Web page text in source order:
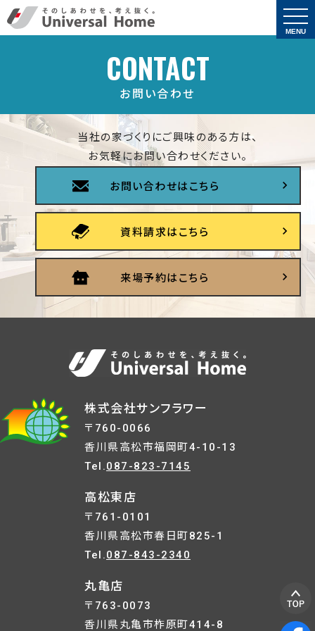
CONTACT
お問い合わせ
当社の家づくりにご興味のある方は、
お気軽にお問い合わせください。
お問い合わせはこちら
資料請求はこちら
来場予約はこちら
株式会社サンフラワー
〒760-0066
香川県高松市福岡町4-10-13
Tel.087-823-7145
高松東店
〒761-0101
香川県高松市春日町825-1
Tel.087-843-2340
丸亀店
〒763-0073
香川県丸亀市柞原町414-8
MENU